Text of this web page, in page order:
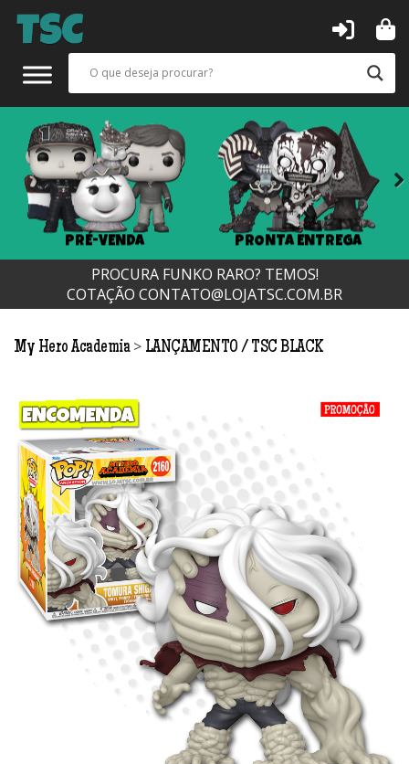
PRÉ-VENDA PRONTA ENTREGA
Next
PROCURA FUNKO RARO? TEMOS!
COTAÇÃO CONTATO@LOJATSC.COM.BR
My Hero Academia > LANÇAMENTO TSC BLACK